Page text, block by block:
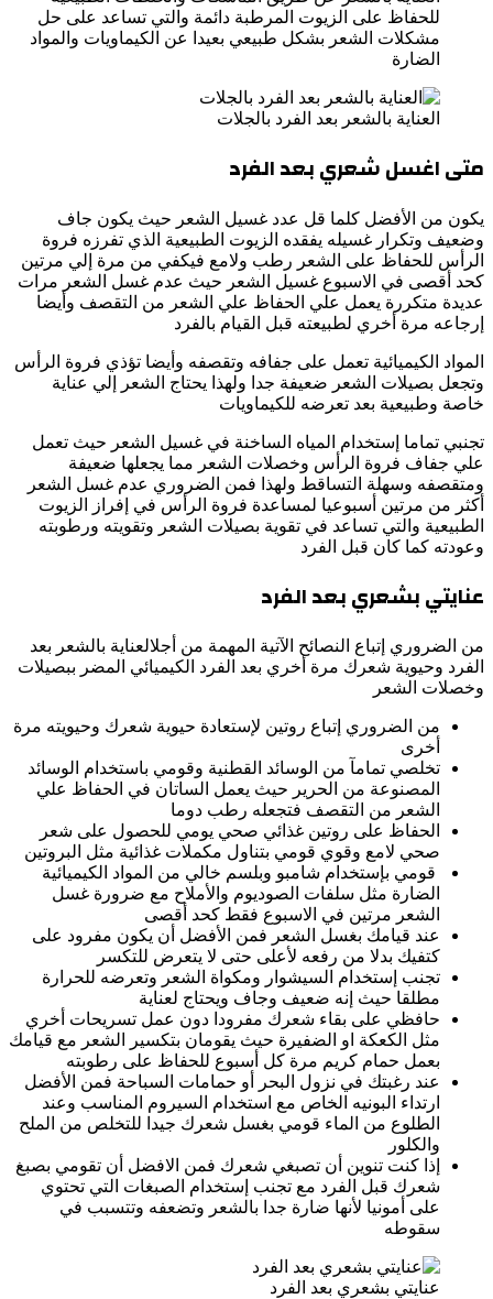
للحفاظ على الزيوت المرطبة دائمة والتي تساعد على حل
مشكلات الشعر بشكل طبيعي بعيدا عن الكيماويات والمواد
الضارة
العناية بالشعر بعد الفرد بالجلات
متى اغسل شعري بعد الفرد
يكون من الأفضل كلما قل عدد غسيل الشعر حيث يكون جاف
وضعيف وتكرار غسيله يفقده الزيوت الطبيعية الذي تفرزه فروة
الرأس للحفاظ على الشعر رطب ولامع فيكفي من مرة إلي مرتين
كحد أقصى في الاسبوع غسيل الشعر حيث عدم غسل الشعر مرات
عديدة متكررة يعمل علي الحفاظ علي الشعر من التقصف وأيضا
إرجاعه مرة أخري لطبيعته قبل القيام بالفرد
المواد الكيميائية تعمل على جفافه وتقصفه وأيضا تؤذي فروة الرأس
وتجعل بصيلات الشعر ضعيفة جدا ولهذا يحتاج الشعر إلي عناية
خاصة وطبيعية بعد تعرضه للكيماويات
تجنبي تماما إستخدام المياه الساخنة في غسيل الشعر حيث تعمل
علي جفاف فروة الرأس وخصلات الشعر مما يجعلها ضعيفة
ومتقصفه وسهلة التساقط ولهذا فمن الضروري عدم غسل الشعر
أكثر من مرتين أسبوعيا لمساعدة فروة الرأس في إفراز الزيوت
الطبيعية والتي تساعد في تقوية بصيلات الشعر وتقويته ورطوبته
وعودته كما كان قبل الفرد
عنايتي بشعري بعد الفرد
من الضروري إتباع النصائح الآتية المهمة من أجلالعناية بالشعر بعد
الفرد وحيوية شعرك مرة أخري بعد الفرد الكيميائي المضر ببصيلات
وخصلات الشعر
من الضروري إتباع روتين لإستعادة حيوية شعرك وحيويته مرة
أخرى
تخلصي تمامآ من الوسائد القطنية وقومي باستخدام الوسائد
المصنوعة من الحرير حيث يعمل الساتان في الحفاظ علي
الشعر من التقصف فتجعله رطب دوما
الحفاظ على روتين غذائي صحي يومي للحصول على شعر
صحي لامع وقوي قومي بتناول مكملات غذائية مثل البروتين
قومي بإستخدام شامبو وبلسم خالي من المواد الكيميائية
الضارة مثل سلفات الصوديوم والأملاح مع ضرورة غسل
الشعر مرتين في الاسبوع فقط كحد أقصى
عند قيامك بغسل الشعر فمن الأفضل أن يكون مفرود على
كتفيك بدلا من رفعه لأعلى حتى لا يتعرض للتكسر
تجنب إستخدام السيشوار ومكواة الشعر وتعرضه للحرارة
مطلقا حيث إنه ضعيف وجاف ويحتاج لعناية
حافظي على بقاء شعرك مفرودا دون عمل تسريحات أخري
مثل الكعكة او الضفيرة حيث يقومان بتكسير الشعر مع قيامك
بعمل حمام كريم مرة كل أسبوع للحفاظ على رطوبته
عند رغبتك في نزول البحر أو حمامات السباحة فمن الأفضل
ارتداء البونيه الخاص مع استخدام السيروم المناسب وعند
الطلوع من الماء قومي بغسل شعرك جيدا للتخلص من الملح
والكلور
إذا كنت تنوين أن تصبغي شعرك فمن الافضل أن تقومي بصبغ
شعرك قبل الفرد مع تجنب إستخدام الصبغات التي تحتوي
على أمونيا لأنها ضارة جدا بالشعر وتضعفه وتتسبب في
سقوطه
عنايتي بشعري بعد الفرد